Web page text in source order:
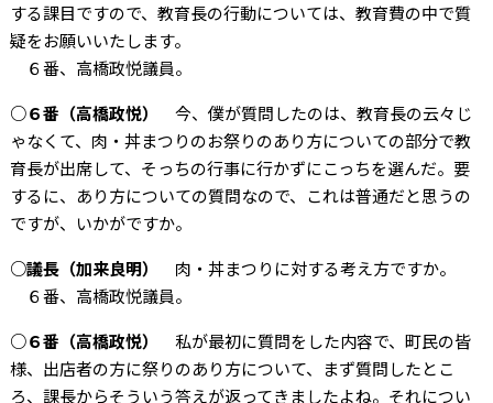
する課目ですので、教育長の行動については、教育費の中で質
疑をお願いいたします。
６番、高橋政悦議員。
○６番（高橋政悦）
今、僕が質問したのは、教育長の云々じ
ゃなくて、肉・丼まつりのお祭りのあり方についての部分で教
育長が出席して、そっちの行事に行かずにこっちを選んだ。要
するに、あり方についての質問なので、これは普通だと思うの
ですが、いかがですか。
○議長（加来良明）
肉・丼まつりに対する考え方ですか。
６番、高橋政悦議員。
○６番（高橋政悦）
私が最初に質問をした内容で、町民の皆
様、出店者の方に祭りのあり方について、まず質問したとこ
ろ、課長からそういう答えが返ってきましたよね。それについ